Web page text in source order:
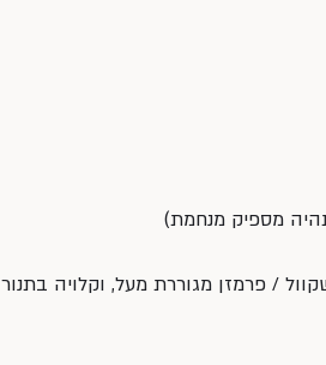
מספיק מנחמת)
/ פרמזן מגוררת מעל, וקלויה בתנור